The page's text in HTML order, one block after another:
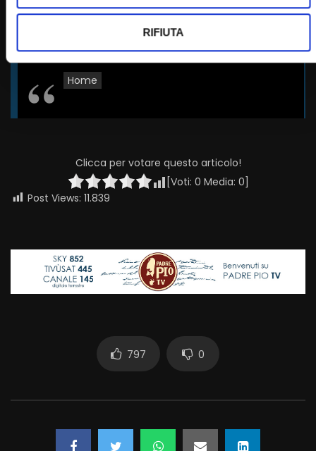
RIFIUTA
su Sky al canale 852,
in streaming sul sito internet:
Home
Clicca per votare questo articolo!
[Voti: 0 Media: 0]
Post Views: 11.839
797 0